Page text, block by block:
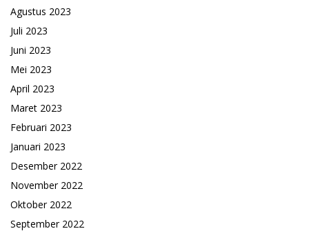
Agustus 2023
Juli 2023
Juni 2023
Mei 2023
April 2023
Maret 2023
Februari 2023
Januari 2023
Desember 2022
November 2022
Oktober 2022
September 2022